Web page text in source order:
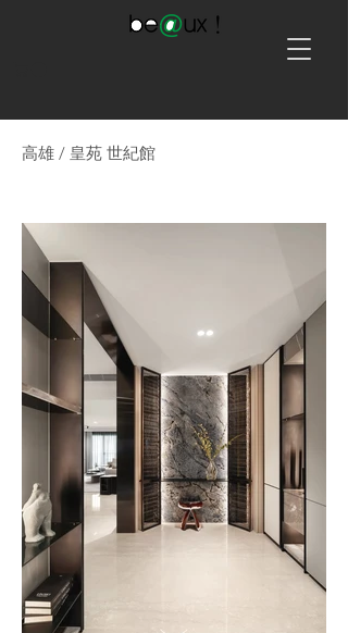
​高雄 / 皇苑 世紀館